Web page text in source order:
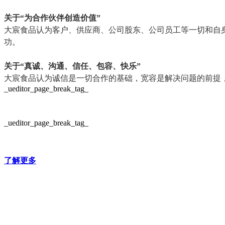
关于“为合作伙伴创造价值”
大宸食品认为客户、供应商、公司股东、公司员工等一切和
功。
关于“真诚、沟通、信任、包容、快乐”
大宸食品认为诚信是一切合作的基础，宽容是解决问题的前
_ueditor_page_break_tag_
_ueditor_page_break_tag_
了解更多